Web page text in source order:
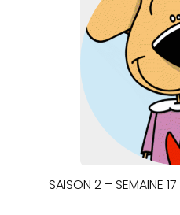
SAISON 2 – SEMAINE